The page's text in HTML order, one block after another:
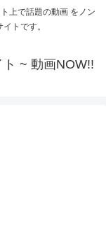
上で話題の動画 をノン
トです。
~ 動画NOW!!